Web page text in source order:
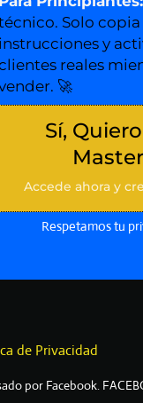
Solo
instrucciones y
reales
🚀
Sí,
Accede ahora y
Respetamos tu
de Privacidad
por Facebook.